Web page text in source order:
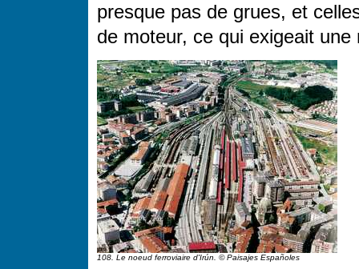
presque pas de grues, et
de moteur, ce qui exigeait
108. Le noeud ferroviaire d'Irún. © Paisajes Españoles